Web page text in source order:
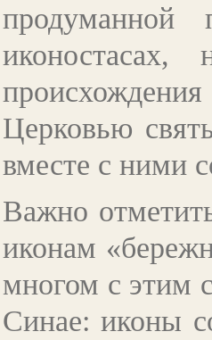
Церковью
вместе с ними
Важно
иконам
многом с этим
Синае: иконы